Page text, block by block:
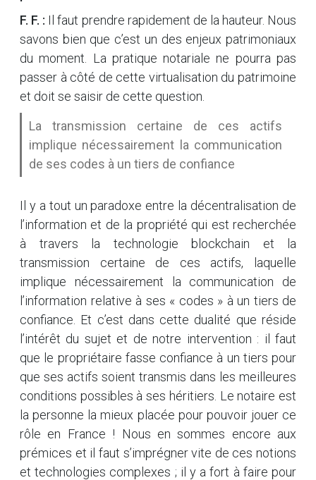
F. F. : Il faut prendre rapidement de la hauteur. Nous
savons bien que c’est un des enjeux patrimoniaux
du moment. La pratique notariale ne pourra pas
passer à côté de cette virtualisation du patrimoine
et doit se saisir de cette question.
La transmission certaine de ces actifs
implique nécessairement la communication
de ses codes à un tiers de confiance
Il y a tout un paradoxe entre la décentralisation de
l’information et de la propriété qui est recherchée
à travers la technologie blockchain et la
transmission certaine de ces actifs, laquelle
implique nécessairement la communication de
l’information relative à ses « codes » à un tiers de
confiance. Et c’est dans cette dualité que réside
l’intérêt du sujet et de notre intervention : il faut
que le propriétaire fasse confiance à un tiers pour
que ses actifs soient transmis dans les meilleures
conditions possibles à ses héritiers. Le notaire est
la personne la mieux placée pour pouvoir jouer ce
rôle en France ! Nous en sommes encore aux
prémices et il faut s’imprégner vite de ces notions
et technologies complexes ; il y a fort à faire pour